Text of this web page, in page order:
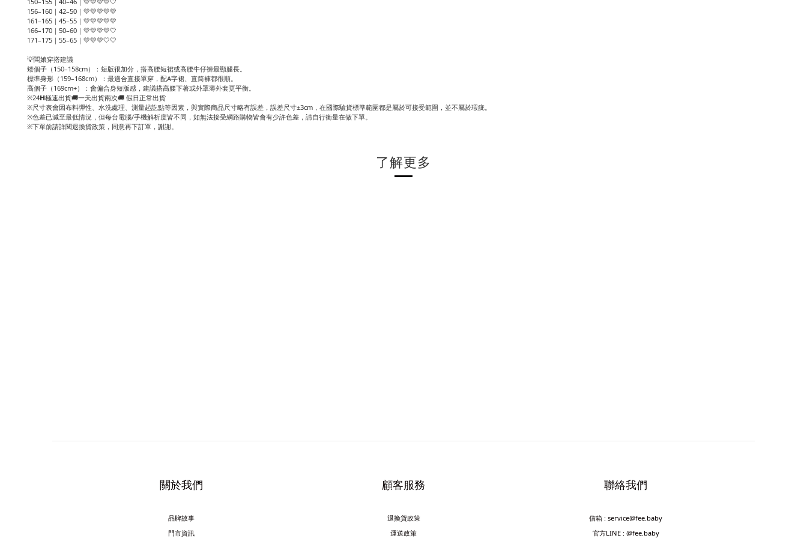
156–160｜42–50｜💛💛💛💛💛
161–165｜45–55｜💛💛💛💛💛
166–170｜50–60｜💛💛💛💛🤍
171–175｜55–65｜💛💛💛🤍🤍
💡闆娘穿搭建議
矮個子（150–158cm）：短版很加分，搭高腰短裙或高腰牛仔褲最顯腿長。
標準身形（159–168cm）：最適合直接單穿，配A字裙、直筒褲都很順。
高個子（169cm+）：會偏合身短版感，建議搭高腰下著或外罩薄外套更平衡。
※24𝗛極速出貨🚚一天出貨兩次🚚 假日正常出貨
※尺寸表會因布料彈性、水洗處理、測量起訖點等因素，與實際商品尺寸略有誤差，誤差尺寸±3cm，在國際驗貨標準範圍都是屬於可接受範圍，並不屬於瑕疵。
※色差已減至最低情況，但每台電腦/手機解析度皆不同，如無法接受網路購物皆會有少許色差，請自行衡量在做下單。
※下單前請詳閱退換貨政策，同意再下訂單，謝謝。
了解更多
關於我們
品牌故事
門市資訊
顧客服務
退換貨政策
運送政策
聯絡我們
信箱 : service@fee.baby
官方LINE : @fee.baby